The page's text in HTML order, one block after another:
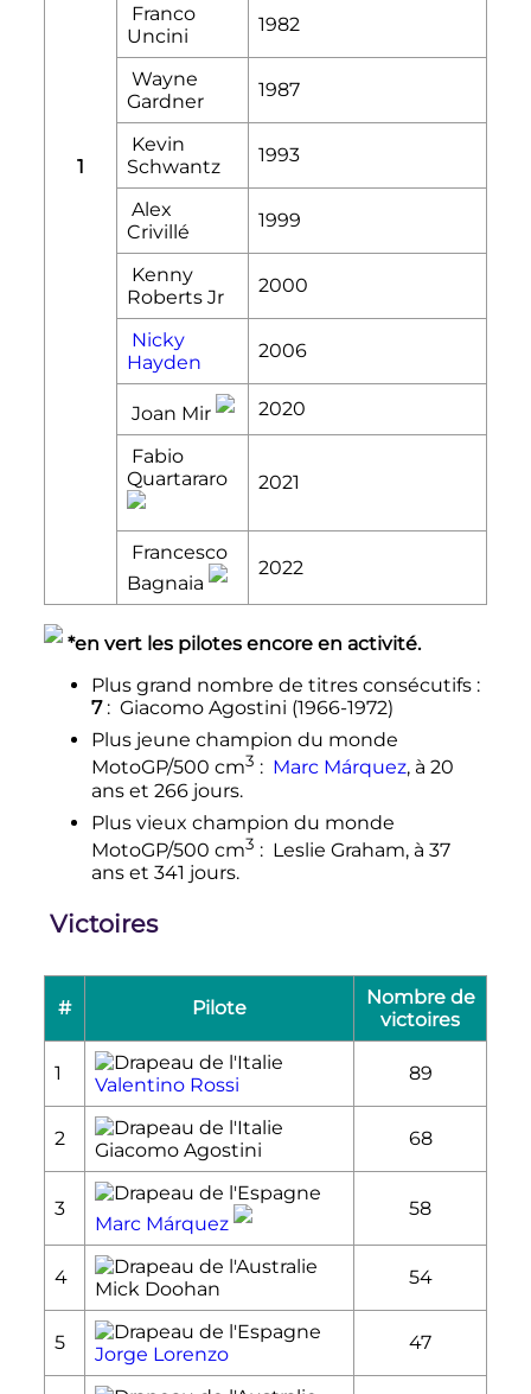
1
Franco
Uncini
1982
Wayne
Gardner
1987
Kevin
Schwantz
1993
Alex
Crivillé
1999
Kenny
Roberts Jr
2000
Nicky
Hayden
2006
Joan Mir 2020
Fabio
Quartararo
2021
Francesco
Bagnaia
2022
*en vert les pilotes encore en activité.
Plus grand nombre de titres consécutifs :
7 : Giacomo Agostini (1966-1972)
Plus jeune champion du monde
MotoGP/500 cm3 : Marc Márquez, à 20
ans et 266 jours.
Plus vieux champion du monde
MotoGP/500 cm3 : Leslie Graham, à 37
ans et 341 jours.
Victoires
# Pilote
Nombre de
victoires
1
Valentino Rossi
89
2
Giacomo Agostini
68
3
Marc Márquez
58
4
Mick Doohan
54
5
Jorge Lorenzo
47